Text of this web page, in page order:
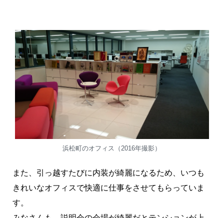
浜松町のオフィス（2016年撮影）
また、引っ越すたびに内装が綺麗になるため、いつも
きれいなオフィスで快適に仕事をさせてもらっていま
す。